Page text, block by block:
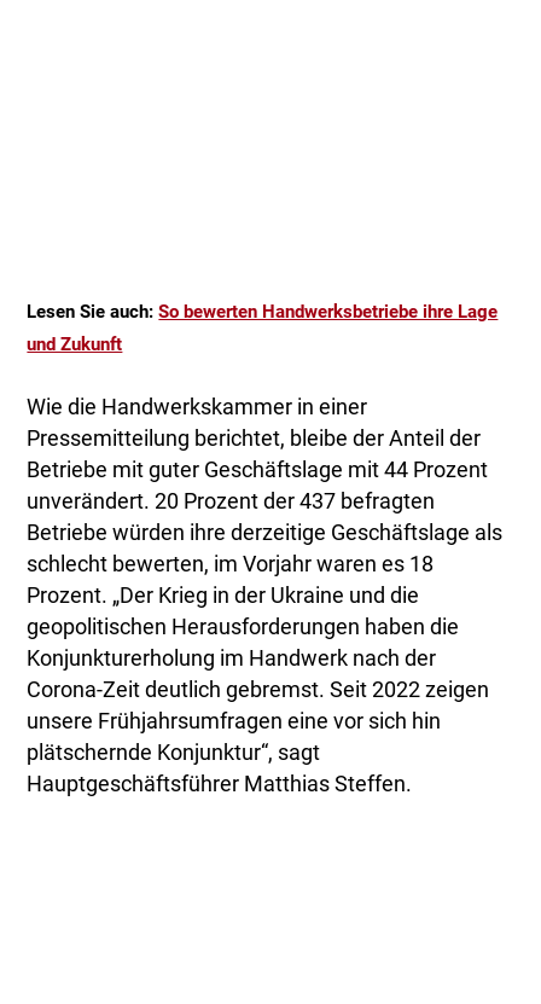
Lesen Sie auch:So bewerten Handwerksbetriebe ihre Lage
und Zukunft
Wie die Handwerkskammer in einer
Pressemitteilung berichtet, bleibe der Anteil der
Betriebe mit guter Geschäftslage mit 44 Prozent
unverändert. 20 Prozent der 437 befragten
Betriebe würden ihre derzeitige Geschäftslage als
schlecht bewerten, im Vorjahr waren es 18
Prozent. „Der Krieg in der Ukraine und die
geopolitischen Herausforderungen haben die
Konjunkturerholung im Handwerk nach der
Corona-Zeit deutlich gebremst. Seit 2022 zeigen
unsere Frühjahrsumfragen eine vor sich hin
plätschernde Konjunktur“, sagt
Hauptgeschäftsführer Matthias Steffen.